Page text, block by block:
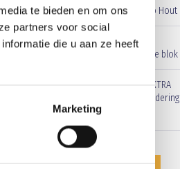
te bieden en om ons
partners voor social
die u aan ze heeft
Marketing
Overwinning op Mierlo Hout
Gelijkspel in eerste
oefenwedstrijd tweede blok
Uitnodiging voor de EXTRA
Algemene Ledenvergadering
CATEGORIEËN